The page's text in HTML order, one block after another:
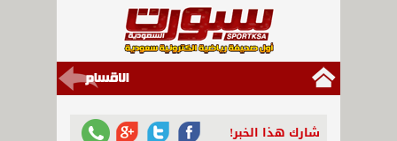
شارك هذا الخبر!